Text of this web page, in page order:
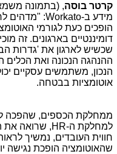
קרטר בוסה, (בתמונה
מידע ב-Workato: "מדהים
הופכים כעת לגורמי
דומיננטיים בארגונים. זה
שכשיש לארגון את 'גדרות
ההנהגה הנכונה ואת הכלים
הנכון, משתמשים עסקיים
אוטומציות בבטחה.
ממחלקת הכספים, שהפכה
למחלקת ה-HR, שרואה את
חווית העובדים, נמשיך
שהאוטומציה הופכת נגישה